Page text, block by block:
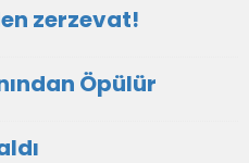
zerzevat!
Öpülür